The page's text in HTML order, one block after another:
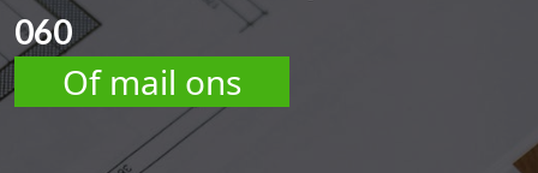
060
Of mail ons